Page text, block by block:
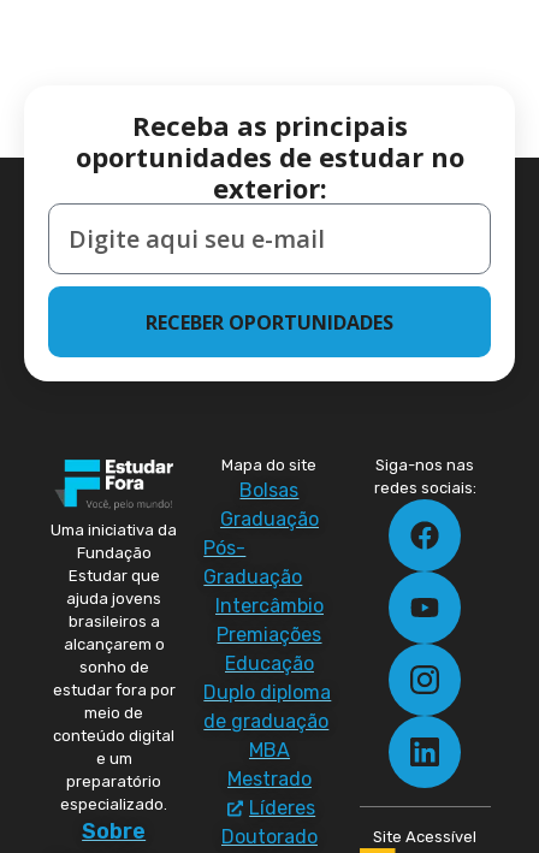
Receba as principais
oportunidades de estudar no
exterior:
RECEBER OPORTUNIDADES
Uma iniciativa da
Fundação
Estudar que
ajuda jovens
brasileiros a
alcançarem o
sonho de
estudar fora por
meio de
conteúdo digital
e um
preparatório
especializado.
Sobre
Mapa do site
Bolsas
Graduação
Pós-
Graduação
Intercâmbio
Premiações
Educação
Duplo diploma
de graduação
MBA
Mestrado
Líderes
Doutorado
Siga-nos nas
redes sociais:
Site Acessível